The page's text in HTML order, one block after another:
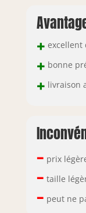
+ excellent
+ bonne
+ livraison
– prix
– taille
– peut ne